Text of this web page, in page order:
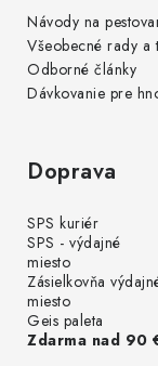
Návody na
Všeobecné rady a
Odborné články
Dávkovanie pre
Doprava
SPS kuriér
SPS - výdajné
miesto
Zásielkovňa
miesto
Geis paleta
Zdarma nad 90